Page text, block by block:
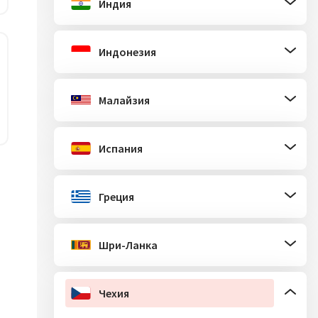
Индия
Индонезия
Малайзия
Испания
Греция
Шри-Ланка
Чехия